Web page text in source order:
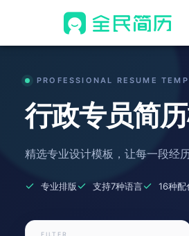
PROFESSIONAL RESUME
行政专员简
精选专业设计模板，让每一段经
专业排版 支持7种语言 16种配
FILTER